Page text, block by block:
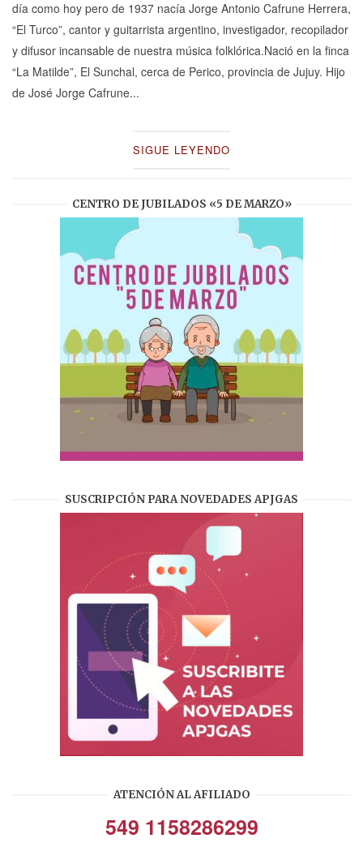
día como hoy pero de 1937 nacía Jorge Antonio Cafrune Herrera,
“El Turco”, cantor y guitarrista argentino, investigador, recopilador
y difusor incansable de nuestra música folklórica.Nació en la finca
“La Matilde”, El Sunchal, cerca de Perico, provincia de Jujuy. Hijo
de José Jorge Cafrune...
SIGUE LEYENDO
CENTRO DE JUBILADOS «5 DE MARZO»
SUSCRIPCIÓN PARA NOVEDADES APJGAS
ATENCIÓN AL AFILIADO
549 1158286299